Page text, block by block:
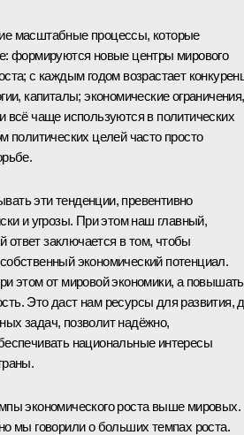
масштабные процессы, которые
формируются новые центры мирового
с каждым годом возрастает
капиталы; экономические ограничения,
всё чаще используются в политических
политических целей часто просто
эти тенденции, превентивно
и угрозы. При этом наш главный,
заключается в том, чтобы
экономический потенциал.
этом от мировой экономики, а повышать
Это даст нам ресурсы для развития,
задач, позволит надёжно,
национальные интересы
экономического роста выше мировых.
мы говорили о больших темпах роста.